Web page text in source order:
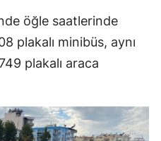
öğle saatlerinde
plakalı minibüs, aynı
plakalı araca